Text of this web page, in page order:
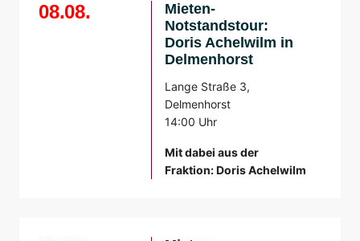
08.08.
Mieten-
Notstandstour:
Doris Achelwilm in
Delmenhorst
Lange Straße 3,
Delmenhorst
14:00 Uhr
Mit dabei aus der
Fraktion: Doris Achelwilm